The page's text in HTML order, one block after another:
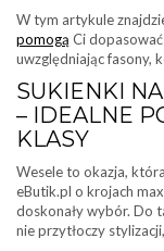
W tym artykule
pomogą Ci
uwzględniając fasony,
SUKIENKI
– IDEALNE
KLASY
Wesele to okazja,
eButik.pl o krojach
doskonały wybór. Do
nie przytłoczy